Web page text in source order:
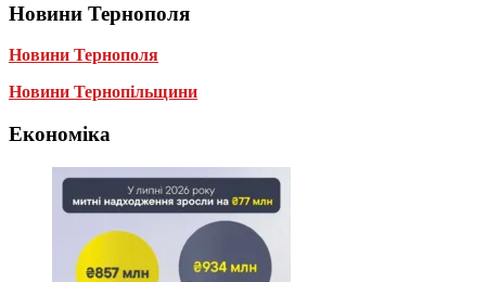
Новини Тернополя
Новини Тернополя
Новини Тернопільщини
Економіка